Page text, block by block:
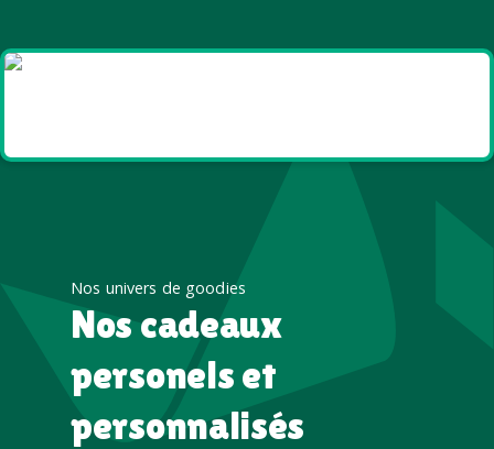
Nos univers de goodies
Nos cadeaux
personels et
personnalisés